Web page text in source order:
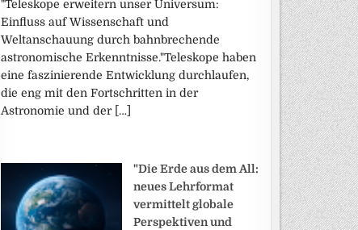
"Teleskope erweitern unser Universum:
Einfluss auf Wissenschaft und
Weltanschauung durch bahnbrechende
astronomische Erkenntnisse."Teleskope haben
eine faszinierende Entwicklung durchlaufen,
die eng mit den Fortschritten in der
Astronomie und der […]
"Die Erde aus dem All:
neues Lehrformat
vermittelt globale
Perspektiven und